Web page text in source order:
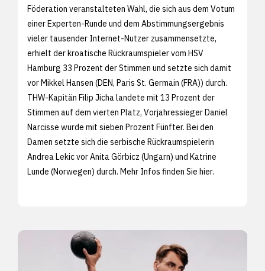
Föderation veranstalteten Wahl, die sich aus dem Votum
einer Experten-Runde und dem Abstimmungsergebnis
vieler tausender Internet-Nutzer zusammensetzte,
erhielt der kroatische Rückraumspieler vom HSV
Hamburg 33 Prozent der Stimmen und setzte sich damit
vor Mikkel Hansen (DEN, Paris St. Germain (FRA)) durch.
THW-Kapitän Filip Jicha landete mit 13 Prozent der
Stimmen auf dem vierten Platz, Vorjahressieger Daniel
Narcisse wurde mit sieben Prozent Fünfter. Bei den
Damen setzte sich die serbische Rückraumspielerin
Andrea Lekic vor Anita Görbicz (Ungarn) und Katrine
Lunde (Norwegen) durch. Mehr Infos finden Sie hier.